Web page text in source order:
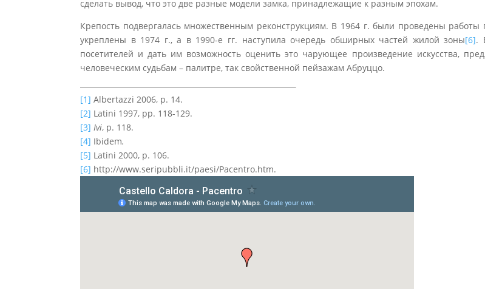
сделать вывод, что это две разные модели замка, принадлежащие к разным эпохам.
Крепость подвергалась множественным реконструкциям. В 1964 г. были проведены
укреплены в 1974 г., а в 1990-е гг. наступила очередь обширных частей жилой зоны[6].
посетителей и дать им возможность оценить это чарующее произведение искусства,
человеческим судьбам – палитре, так свойственной пейзажам Абруццо.
[1] Albertazzi 2006, p. 14.
[2] Latini 1997, pp. 118-129.
[3] Ivi, p. 118.
[4] Ibidem.
[5] Latini 2000, p. 106.
[6] http://www.seripubbli.it/paesi/Pacentro.htm.